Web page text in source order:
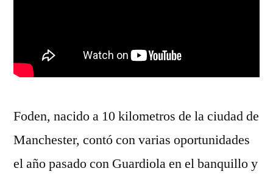
Foden, nacido a 10 kilometros de la ciudad de
Manchester, contó con varias oportunidades
el año pasado con Guardiola en el banquillo y